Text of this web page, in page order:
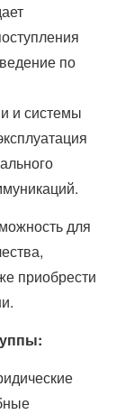
по
и системы
для
приобрести